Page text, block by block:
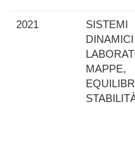
2021
SISTEMI
MAPPE,